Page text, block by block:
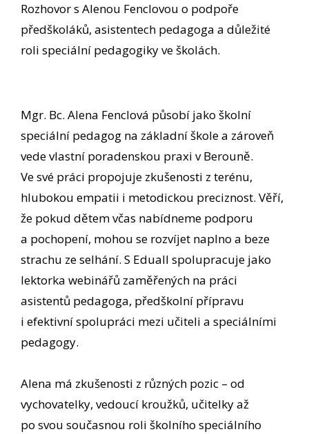
Rozhovor s Alenou Fenclovou o podpoře
předškoláků, asistentech pedagoga a důležité
roli speciální pedagogiky ve školách.
Mgr. Bc. Alena Fenclová působí jako školní
speciální pedagog na základní škole a zároveň
vede vlastní poradenskou praxi v Berouně.
Ve své práci propojuje zkušenosti z terénu,
hlubokou empatii i metodickou preciznost. Věří,
že pokud dětem včas nabídneme podporu
a pochopení, mohou se rozvíjet naplno a beze
strachu ze selhání. S Eduall spolupracuje jako
lektorka webinářů zaměřených na práci
asistentů pedagoga, předškolní přípravu
i efektivní spolupráci mezi učiteli a speciálními
pedagogy.
Alena má zkušenosti z různých pozic – od
vychovatelky, vedoucí kroužků, učitelky až
po svou současnou roli školního speciálního